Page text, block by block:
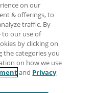
on our
& offerings, to
traffic. By
to our use of
by clicking on
the categories you
on how we use
and Privacy